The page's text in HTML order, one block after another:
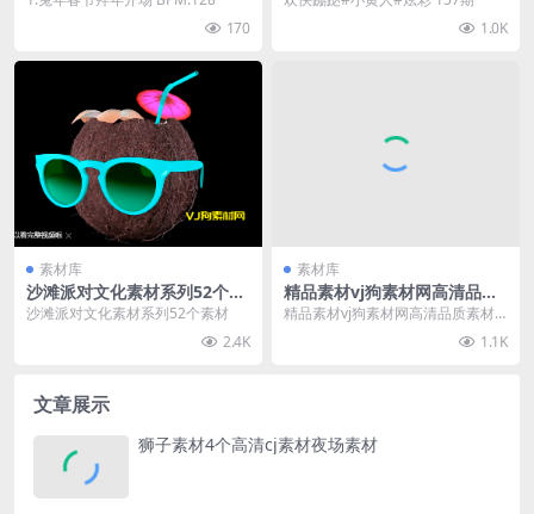
170
1.0K
素材库
沙滩派对文化素材系列52个素
材
沙滩派对文化素材系列52个素材
2.4K
素材库
精品素材vj狗素材网高清品质
素材首发
精品素材vj狗素材网高清品质素材
1.1K
文章展示
狮子素材4个高清cj素材夜场素材